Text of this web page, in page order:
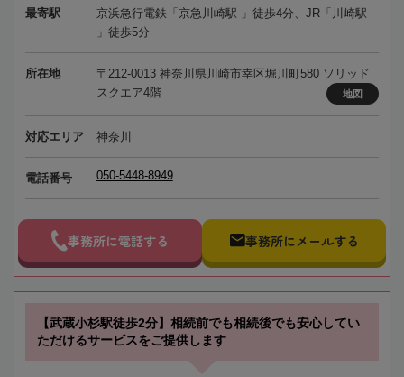
最寄駅
京浜急行電鉄「京急川崎駅 」徒歩4分、JR「川崎駅
」徒歩5分
所在地
〒212-0013 神奈川県川崎市幸区堀川町580 ソリッド
スクエア4階
地図
対応エリア 神奈川
電話番号 050-5448-8949
事務所に電話する 事務所にメールする
【武蔵小杉駅徒歩2分】相続前でも相続後でも安心してい
ただけるサービスをご提供します